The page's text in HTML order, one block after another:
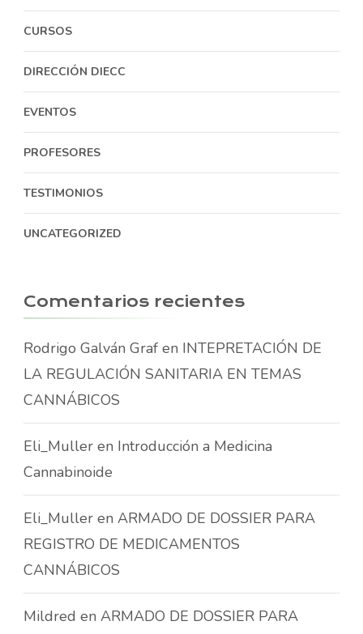
CURSOS
DIRECCIÓN DIECC
EVENTOS
PROFESORES
TESTIMONIOS
UNCATEGORIZED
Comentarios recientes
Rodrigo Galván Graf en INTEPRETACIÓN DE
LA REGULACIÓN SANITARIA EN TEMAS
CANNÁBICOS
Eli_Muller en Introducción a Medicina
Cannabinoide
Eli_Muller en ARMADO DE DOSSIER PARA
REGISTRO DE MEDICAMENTOS
CANNÁBICOS
Mildred en ARMADO DE DOSSIER PARA